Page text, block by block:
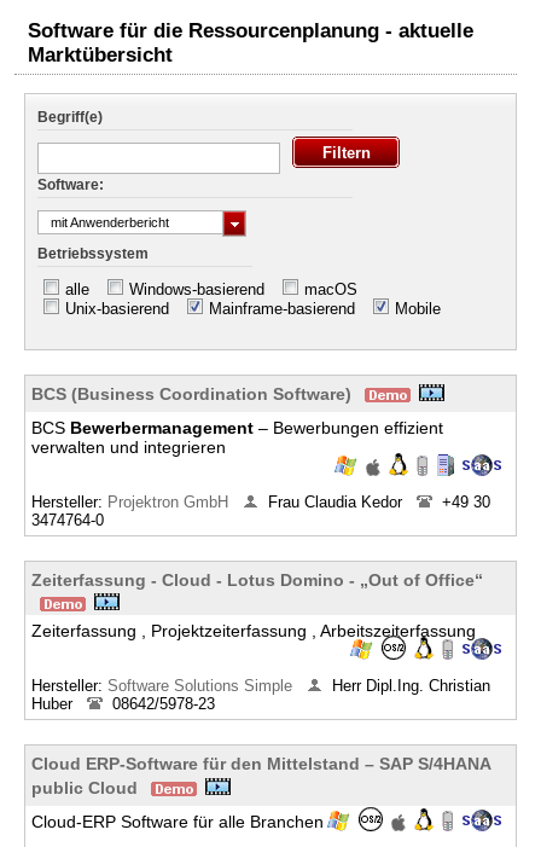
Software für die Ressourcenplanung - aktuelle
Marktübersicht
Begriff(e)
Software:
mit Anwenderbericht
Betriebssystem
alle Windows-basierend
macOS
Unix-basierend
Mainframe-basierend Mobile
BCS (Business Coordination Software)
BCS Bewerbermanagement – Bewerbungen effizient
verwalten und integrieren
Hersteller: Projektron GmbH Frau Claudia Kedor
+49 30
3474764-0
Zeiterfassung - Cloud - Lotus Domino - „Out of Office“
Zeiterfassung , Projektzeiterfassung , Arbeitszeiterfassung
Hersteller: Software Solutions Simple
Herr Dipl.Ing. Christian
Huber
08642/5978-23
Cloud ERP-Software für den Mittelstand – SAP S/4HANA
public Cloud
Cloud-ERP Software für alle Branchen